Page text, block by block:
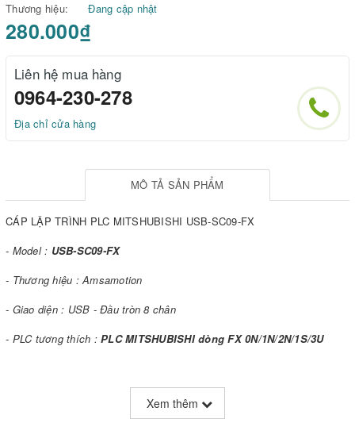
Thương hiệu:
Đang cập nhật
280.000₫
Liên hệ mua hàng
0964-230-278
Địa chỉ cửa hàng
MÔ TẢ SẢN PHẨM
CÁP LẬP TRÌNH PLC MITSHUBISHI USB-SC09-FX
- Model : USB-SC09-FX
- Thương hiệu : Amsamotion
- Giao diện : USB - Đầu tròn 8 chân
- PLC tương thích : PLC MITSHUBISHI dòng FX 0N/1N/2N/1S/3U
Xem thêm